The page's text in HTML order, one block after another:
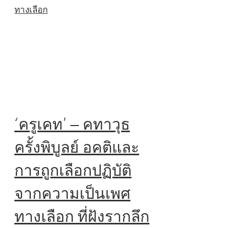
ทางเลือก
‘ครูเคท’ – คทาวุธ
ครั้งพิบูลย์ อคติและ
การถูกเลือกปฏิบัติ
จากความเป็นเพศ
ทางเลือก ที่ฝังรากลึก